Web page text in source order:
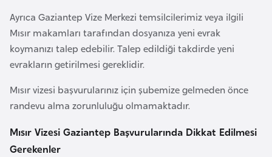
Ayrıca Gaziantep Vize Merkezi temsilcilerimiz veya ilgili
Mısır makamları tarafından dosyanıza yeni evrak
koymanızı talep edebilir. Talep edildiği takdirde yeni
evrakların getirilmesi gereklidir.
Mısır vizesi başvurularınız için şubemize gelmeden önce
randevu alma zorunluluğu olmamaktadır.
Mısır Vizesi Gaziantep Başvurularında Dikkat Edilmesi
Gerekenler
B
e
a
r
s